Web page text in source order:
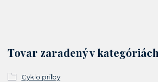
Tovar zaradený v kategóriách
Cyklo prilby